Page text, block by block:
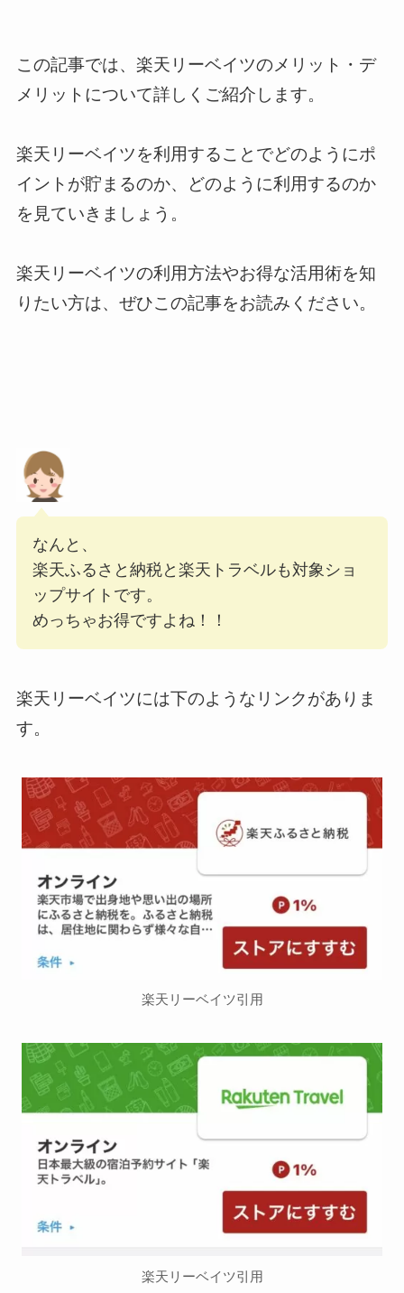
この記事では、楽天リーベイツのメリット・デ
メリットについて詳しくご紹介します。
楽天リーベイツを利用することでどのようにポ
イントが貯まるのか、どのように利用するのか
を見ていきましょう。
楽天リーベイツの利用方法やお得な活用術を知
りたい方は、ぜひこの記事をお読みください。
なんと、
楽天ふるさと納税と楽天トラベルも対象ショ
ップサイトです。
めっちゃお得ですよね！！
楽天リーベイツには下のようなリンクがありま
す。
楽天リーベイツ引用
楽天リーベイツ引用